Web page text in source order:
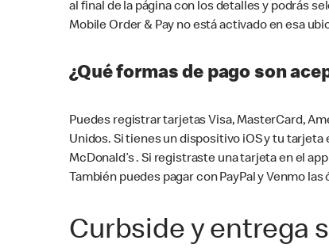
al final de la página con los detalles y podrás
Mobile Order & Pay no está activado en esa
¿Qué formas de pago son
Puedes registrar tarjetas Visa, MasterCard,
Unidos. Si tienes un dispositivo iOS y tu
McDonald’s . Si registraste una tarjeta en el
También puedes pagar con PayPal y Venmo
Curbside y entrega